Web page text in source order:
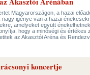
Magyarországon, a hazai
igénye van a hazai
amelyeket együtt
hogy a minőségi és értékes
az Akasztói Aréna és
koncertje